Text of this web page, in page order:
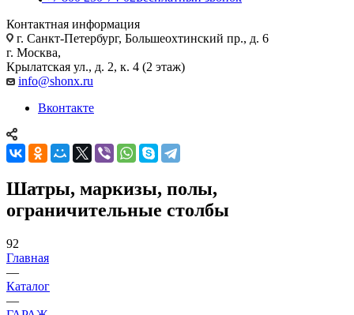
Контактная информация
г. Санкт-Петербург, Большеохтинский пр., д. 6
г. Москва,
Крылатская ул., д. 2, к. 4 (2 этаж)
info@shonx.ru
Вконтакте
Шатры, маркизы, полы,
ограничительные столбы
92
Главная
—
Каталог
—